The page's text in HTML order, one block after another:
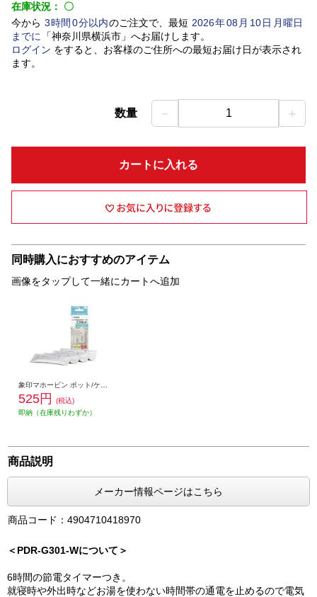
在庫状況： 〇
今から 3時間 0分以内のご注文で、最短 2026年08 月 10日月曜日
までに
「神奈川県横浜市」 へお届けします。
ログイン をすると、お客様のご住所への最短お届け日が表示され
ます。
数量 － 1 ＋
カートに入れる
同時購入におすすめのアイテム
画像をタップして一緒にカートへ追加
525円
(税込)
即納（在庫残りわずか）
商品説明
メーカー情報ページはこちら
商品コード：4904710418970
＜PDR-G301-Wについて＞
6時間の節電タイマーつき。
就寝時や外出時などお湯を使わない時間帯の通電を止めるので電気